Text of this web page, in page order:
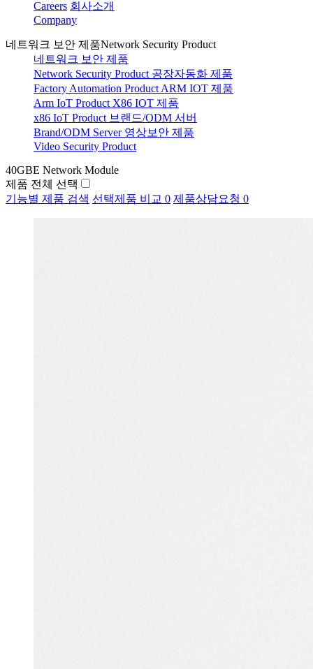
Careers 회사소개
Company
네트워크 보안 제품Network Security Product
네트워크 보안 제품
Network Security Product 공장자동화 제품
Factory Automation Product ARM IOT 제품
Arm IoT Product X86 IOT 제품
x86 IoT Product 브랜드/ODM 서버
Brand/ODM Server 영상보안 제품
Video Security Product
40GBE Network Module
제품 전체 선택
기능별 제품 검색 선택제품 비교 0 제품상담요청 0